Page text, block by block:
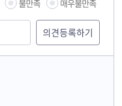
불만족 매우불만족